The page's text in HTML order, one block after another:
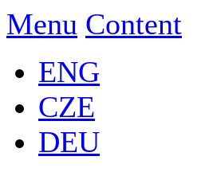
Menu Content
ENG
CZE
DEU